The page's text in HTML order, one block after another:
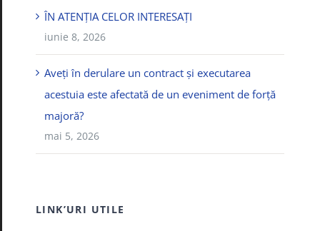
ÎN ATENȚIA CELOR INTERESAȚI
iunie 8, 2026
Aveți în derulare un contract și executarea
acestuia este afectată de un eveniment de forță
majoră?
mai 5, 2026
LINK’URI UTILE